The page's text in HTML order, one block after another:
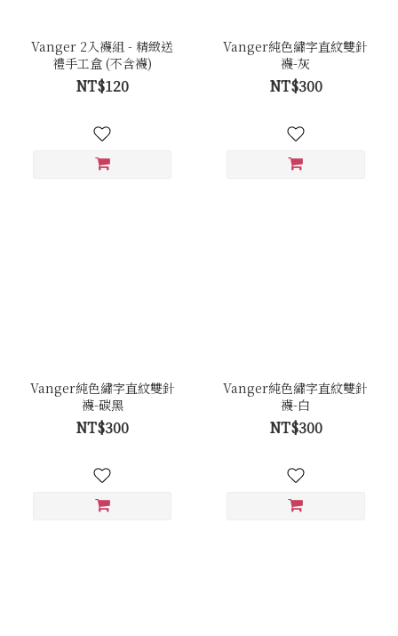
Vanger 2入襪組 - 精緻送
禮手工盒 (不含襪)
NT$120
Vanger純色繡字直紋雙針
襪-灰
NT$300
Vanger純色繡字直紋雙針
襪-碳黑
NT$300
Vanger純色繡字直紋雙針
襪-白
NT$300